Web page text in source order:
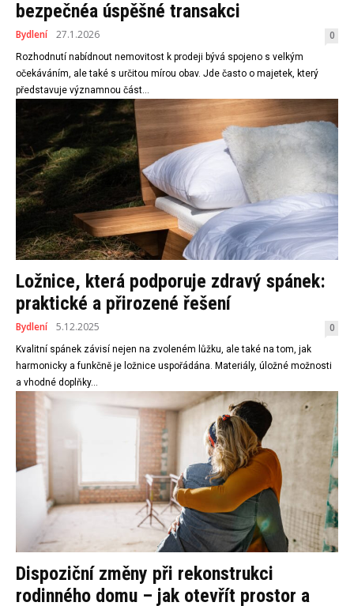
bezpečnéa úspěšné transakci
Bydlení 27.1.2026 0
Rozhodnutí nabídnout nemovitost k prodeji bývá spojeno s velkým
očekáváním, ale také s určitou mírou obav. Jde často o majetek, který
představuje významnou část...
Ložnice, která podporuje zdravý spánek:
praktické a přirozené řešení
Bydlení 5.12.2025 0
Kvalitní spánek závisí nejen na zvoleném lůžku, ale také na tom, jak
harmonicky a funkčně je ložnice uspořádána. Materiály, úložné možnosti
a vhodné doplňky...
Dispoziční změny při rekonstrukci
rodinného domu – jak otevřít prostor a